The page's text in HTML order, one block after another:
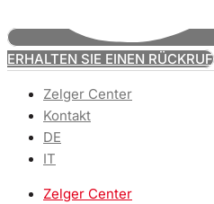
ERHALTEN SIE EINEN RÜCKRUF
Zelger Center
Kontakt
DE
IT
Zelger Center